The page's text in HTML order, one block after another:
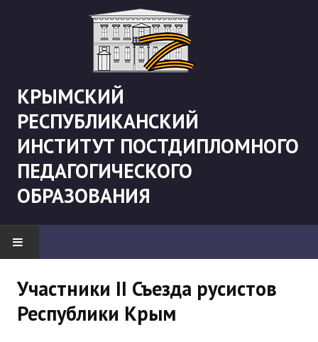
КРЫМСКИЙ
РЕСПУБЛИКАНСКИЙ
ИНСТИТУТ ПОСТДИПЛОМНОГО
ПЕДАГОГИЧЕСКОГО
ОБРАЗОВАНИЯ
"Боевая" русистика
Участники II Съезда русистов
Республики Крым